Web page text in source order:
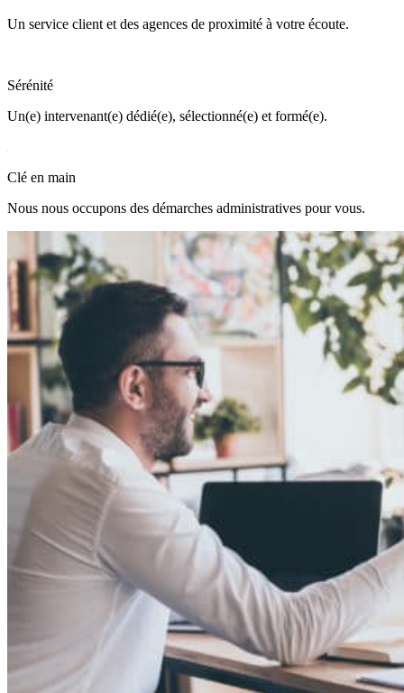
Un service client et des agences de proximité à votre écoute.
Sérénité
Un(e) intervenant(e) dédié(e), sélectionné(e) et formé(e).
Clé en main
Nous nous occupons des démarches administratives pour vous.